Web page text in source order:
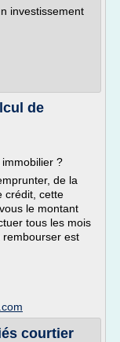
investissement
de
?
de la
crédit, cette
le montant
tous les mois
est
courtier